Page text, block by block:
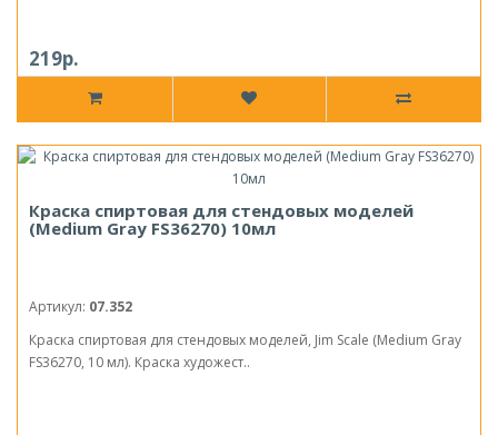
219р.
Краска спиртовая для стендовых моделей
(Medium Gray FS36270) 10мл
Артикул: 07.352
Краска спиртовая для стендовых моделей, Jim Scale (Medium Gray
FS36270, 10 мл). Краска художест..